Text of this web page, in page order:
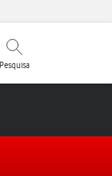
de compras
Pesquisar
Pesquisa